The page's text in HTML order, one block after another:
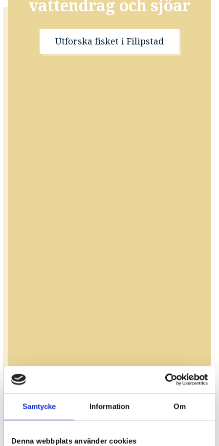
Samtycke Information Om
Denna webbplats använder cookies
vattendrag och sjöar
Utforska fisket i Filipstad